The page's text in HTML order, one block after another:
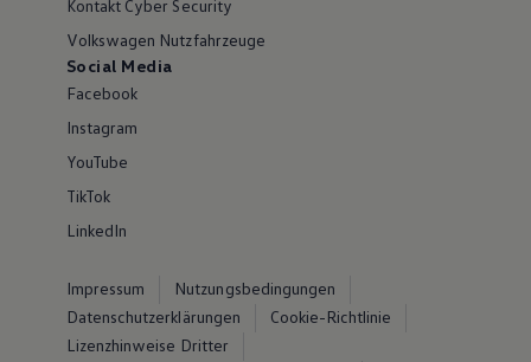
Kontakt Cyber Security
Volkswagen Nutzfahrzeuge
Social Media
Facebook
Instagram
YouTube
TikTok
LinkedIn
Impressum
Nutzungsbedingungen
Datenschutzerklärungen
Cookie-Richtlinie
Lizenzhinweise Dritter